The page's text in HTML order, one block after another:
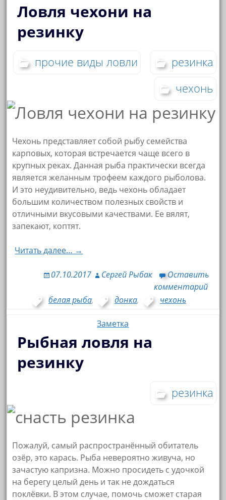
Ловля чехони на
резинку
прочие виды ловли
резинка
чехонь
Чехонь представляет собой рыбу семейства
карповых, которая встречается чаще всего в
крупных реках. Данная рыба практически всегда
является желанным трофеем каждого рыболова.
И это неудивительно, ведь чехонь обладает
большим количеством полезных свойств и
отличными вкусовыми качествами. Ее вялят,
запекают, коптят.
Читать далее… →
07.10.2017 Сергей Рыбак
Оставить
комментарий
белая рыба, донка, чехонь
Заметка
Рыбная ловля на
резинку
резинка
Пожалуй, самый распространённый обитатель
озёр, это карась. Рыба невероятно живуча, но
зачастую капризна. Можно просидеть с удочкой
на берегу целый день и так не дождаться
поклёвки. В этом случае, помочь сможет старая